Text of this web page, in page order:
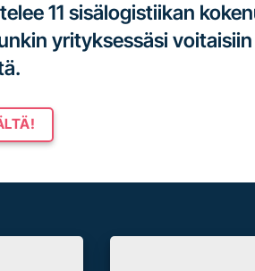
11 sisälogistiikan
yrityksessäsi